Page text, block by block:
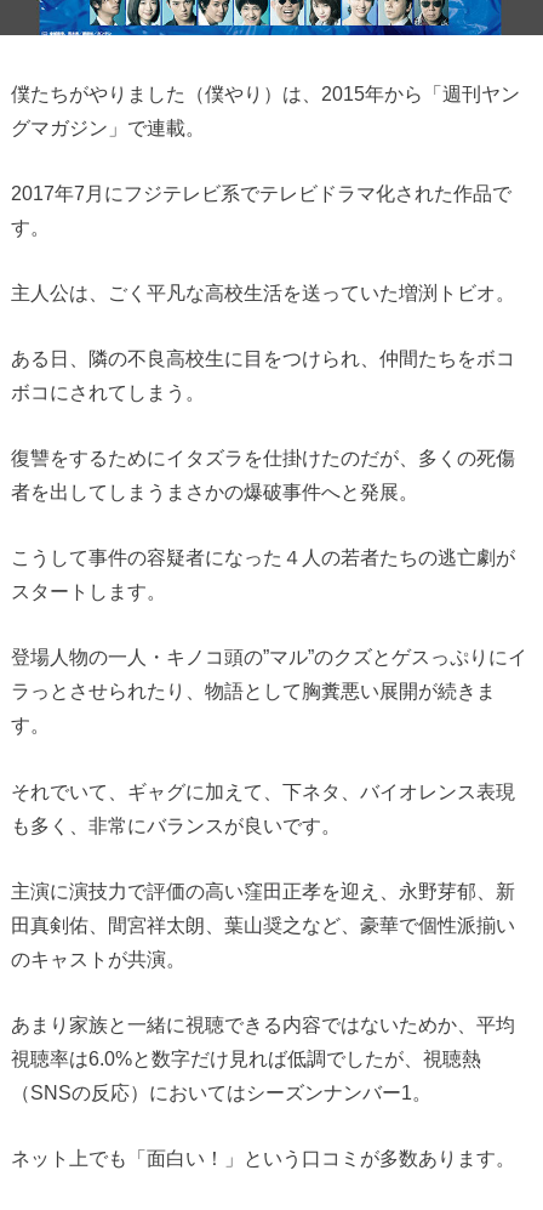
僕たちがやりました（僕やり）は、2015年から「週刊ヤン
グマガジン」で連載。
2017年7月にフジテレビ系でテレビドラマ化された作品で
す。
主人公は、ごく平凡な高校生活を送っていた増渕トビオ。
ある日、隣の不良高校生に目をつけられ、仲間たちをボコ
ボコにされてしまう。
復讐をするためにイタズラを仕掛けたのだが、多くの死傷
者を出してしまうまさかの爆破事件へと発展。
こうして事件の容疑者になった４人の若者たちの逃亡劇が
スタートします。
登場人物の一人・キノコ頭の”マル”のクズとゲスっぷりにイ
ラっとさせられたり、物語として胸糞悪い展開が続きま
す。
それでいて、ギャグに加えて、下ネタ、バイオレンス表現
も多く、非常にバランスが良いです。
主演に演技力で評価の高い窪田正孝を迎え、永野芽郁、新
田真剣佑、間宮祥太朗、葉山奨之など、豪華で個性派揃い
のキャストが共演。
あまり家族と一緒に視聴できる内容ではないためか、平均
視聴率は6.0%と数字だけ見れば低調でしたが、視聴熱
（SNSの反応）においてはシーズンナンバー1。
ネット上でも「面白い！」という口コミが多数あります。